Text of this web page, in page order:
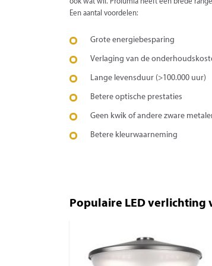
ook wat wil. Prolumia heeft een brede
Een aantal voordelen:
Grote energiebesparing
Verlaging van de
Lange levensduur (>100.000 uur)
Betere optische prestaties
Geen kwik of andere zware
Betere kleurwaarneming
Populaire LED verlichting